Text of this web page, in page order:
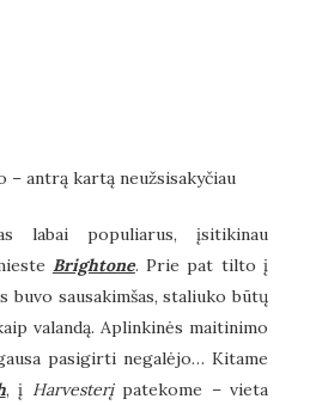
– antrą kartą neužsisakyčiau
labai populiarus, įsitikinau
Brightone. Prie pat tilto į
sausakimšas, staliuko būtų
valandą. Aplinkinės maitinimo
pasigirti negalėjo… Kitame
, į Harvesterįpatekome – vieta